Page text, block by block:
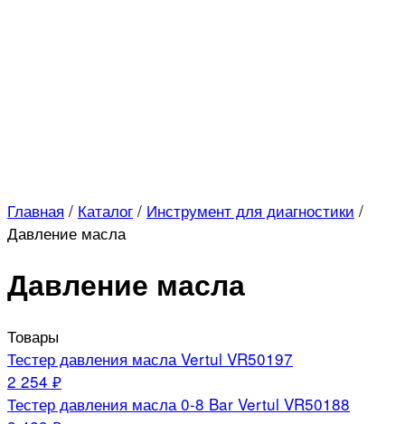
Главная / Каталог / Инструмент для диагностики /
Давление масла
Давление масла
Товары
Тестер давления масла Vertul VR50197
2 254 ₽
Тестер давления масла 0-8 Bar Vertul VR50188